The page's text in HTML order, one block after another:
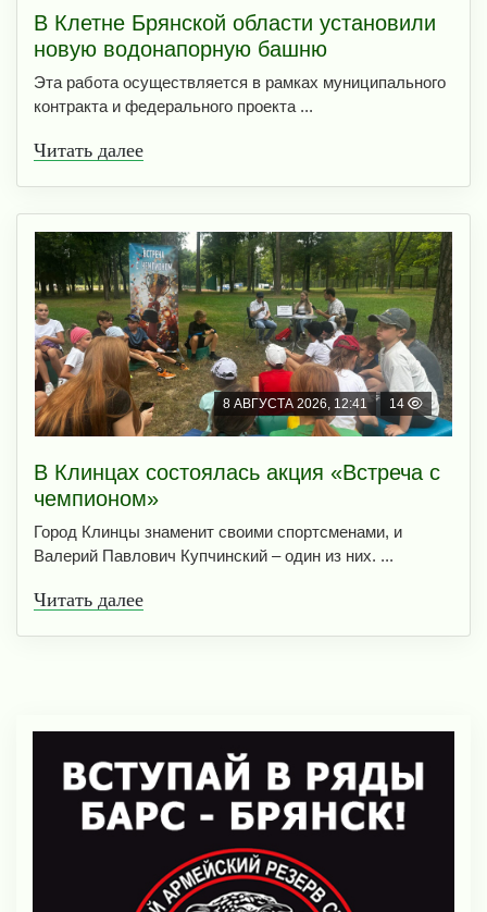
В Клетне Брянской области установили
новую водонапорную башню
Эта работа осуществляется в рамках муниципального
контракта и федерального проекта ...
Читать далее
8 АВГУСТА 2026, 12:41 14
В Клинцах состоялась акция «Встреча с
чемпионом»
Город Клинцы знаменит своими спортсменами, и
Валерий Павлович Купчинский – один из них. ...
Читать далее